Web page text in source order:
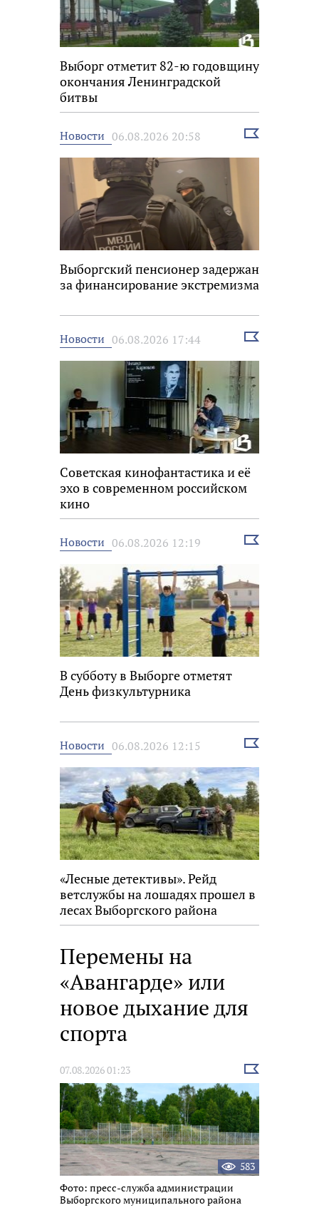
Выборг отметит 82-ю годовщину
окончания Ленинградской
битвы
Новости 06.08.2026 20:58
Выбрать
Выборгский пенсионер задержан
за финансирование экстремизма
Новости 06.08.2026 17:44
Выбрать
Советская кинофантастика и её
эхо в современном российском
кино
Новости 06.08.2026 12:19
Выбрать
В субботу в Выборге отметят
День физкультурника
Новости 06.08.2026 12:15
Выбрать
«Лесные детективы». Рейд
ветслужбы на лошадях прошел в
лесах Выборгского района
Перемены на
«Авангарде» или
новое дыхание для
спорта
07.08.2026 01:23
Выбрать
новость
583
Фото: пресс-служба администрации
Выборгского муниципального района